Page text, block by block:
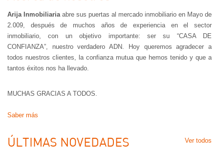
33.600 €
Arija Inmobiliariaabre sus puertas al mercado inmobiliario en Mayo de
2.009, después de muchos años de experiencia en el sector
inmobiliario, con un objetivo importante: ser su “CASA DE
CONFIANZA”, nuestro verdadero ADN. Hoy queremos agradecer a
todos nuestros clientes, la confianza mutua que hemos tenido y que a
tantos éxitos nos ha llevado.
MUCHAS GRACIAS A TODOS.
Saber más
Ver todos
ÚLTIMAS NOVEDADES